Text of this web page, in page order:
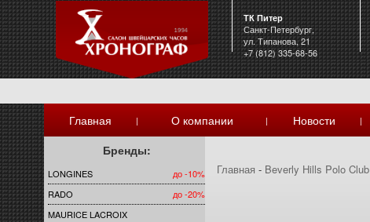
ТК Питер
Санкт-Петербург,
ул. Типанова, 21
+7 (812) 335-68-56
Главная
| О компании | Новости |
Бренды:
LONGINES
до -10%
RADO
до -20%
MAURICE LACROIX
Главная - Beverly Hills Polo Club